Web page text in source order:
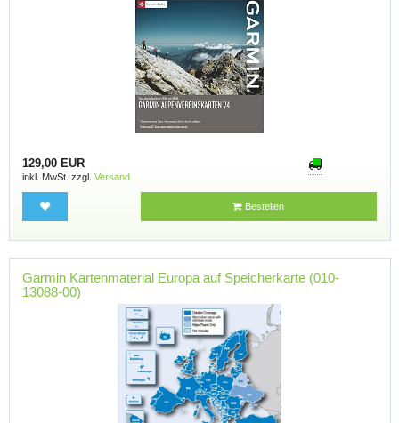
129,00 EUR
inkl. MwSt. zzgl. Versand
Bestellen
Garmin Kartenmaterial Europa auf Speicherkarte (010-
13088-00)